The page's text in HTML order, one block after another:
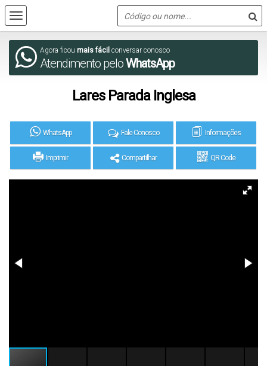
Agora ficou mais fácil conversar conosco
Atendimento peloWhatsApp
Lares Parada Inglesa
WhatsApp Fale Conosco Informações
Imprimir Compartilhar QR Code